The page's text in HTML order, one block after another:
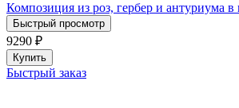
Композиция из роз, гербер и антуриума в
Быстрый просмотр
9290 ₽
Купить
Быстрый заказ